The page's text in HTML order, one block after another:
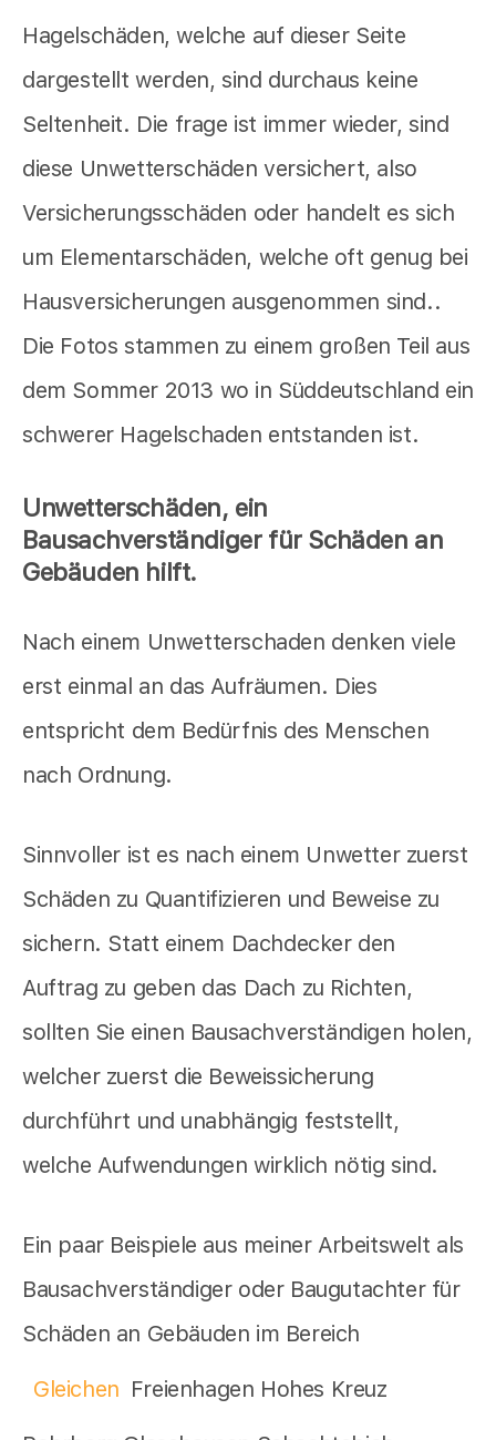
Hagelschäden, welche auf dieser Seite
dargestellt werden, sind durchaus keine
Seltenheit. Die frage ist immer wieder, sind
diese Unwetterschäden versichert, also
Versicherungsschäden oder handelt es sich
um Elementarschäden, welche oft genug bei
Hausversicherungen ausgenommen sind..
Die Fotos stammen zu einem großen Teil aus
dem Sommer 2013 wo in Süddeutschland ein
schwerer Hagelschaden entstanden ist.
Unwetterschäden, ein
Bausachverständiger für Schäden an
Gebäuden hilft.
Nach einem Unwetterschaden denken viele
erst einmal an das Aufräumen. Dies
entspricht dem Bedürfnis des Menschen
nach Ordnung.
Sinnvoller ist es nach einem Unwetter zuerst
Schäden zu Quantifizieren und Beweise zu
sichern. Statt einem Dachdecker den
Auftrag zu geben das Dach zu Richten,
sollten Sie einen Bausachverständigen holen,
welcher zuerst die Beweissicherung
durchführt und unabhängig feststellt,
welche Aufwendungen wirklich nötig sind.
Ein paar Beispiele aus meiner Arbeitswelt als
Bausachverständiger oder Baugutachter für
Schäden an Gebäuden im Bereich
Gleichen Freienhagen Hohes Kreuz